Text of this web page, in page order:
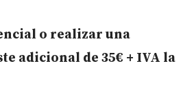
o realizar una
adicional de 35€ + IVA la